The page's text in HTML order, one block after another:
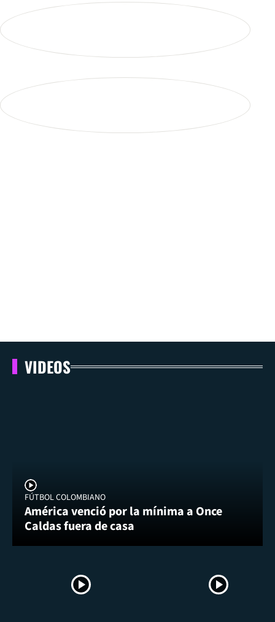
VIDEOS
FÚTBOL COLOMBIANO
América venció por la mínima a Once
Caldas fuera de casa